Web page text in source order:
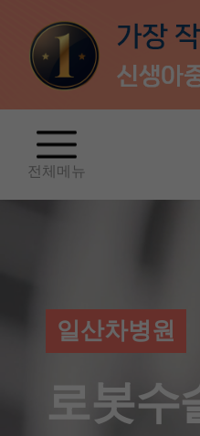
전체메뉴
일산차병원
로봇수